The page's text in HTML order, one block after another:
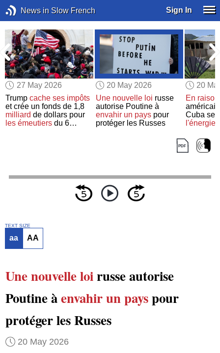
News in Slow French Sign In
27 May 2026
Trumpcache ses impôts
et crée un fonds de 1,8
milliard de dollars pour
les émeutiers du 6
20 May 2026
Une nouvelle loi russe
autorise Poutine à
envahir un payspour
protéger les Russes
20
En
Cuba se
l'énergie
TEXT SIZE
aa AA
Une nouvelle loirusse autorise
Poutine àenvahirun payspour
protéger les Russes
20 May 2026